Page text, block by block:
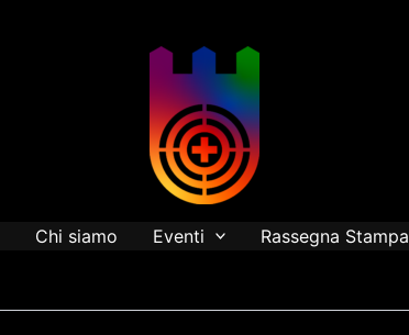
Chi siamo Eventi Rassegna Stampa